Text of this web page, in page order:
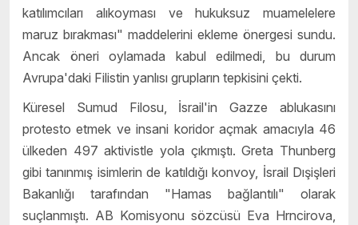
katılımcıları alıkoyması ve hukuksuz muamelelere
maruz bırakması" maddelerini ekleme önergesi sundu.
Ancak öneri oylamada kabul edilmedi, bu durum
Avrupa'daki Filistin yanlısı grupların tepkisini çekti.
Küresel Sumud Filosu, İsrail'in Gazze ablukasını
protesto etmek ve insani koridor açmak amacıyla 46
ülkeden 497 aktivistle yola çıkmıştı. Greta Thunberg
gibi tanınmış isimlerin de katıldığı konvoy, İsrail Dışişleri
Bakanlığı tarafından "Hamas bağlantılı" olarak
suçlanmıştı. AB Komisyonu sözcüsü Eva Hrncirova,